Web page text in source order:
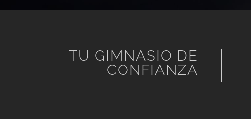
TU GIMNASIO DE
CONFIANZA